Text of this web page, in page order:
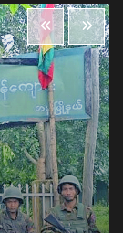
မိုးထားသည့် ဝိ
အောင်
မ်းပိုက်ရရှိ